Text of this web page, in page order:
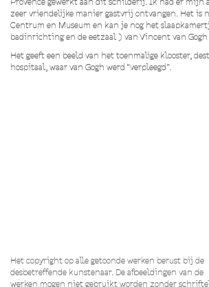
zeer vriendelijke manier gastvrij ontvangen. Het is
Centrum en Museum en kan je nog het
badinrichting en de eetzaal ) van Vincent van
Het geeft een beeld van het toenmalige klooster,
hospitaal, waar van Gogh werd "verpleegd".
Het copyright op alle getoonde werken berust bij de
desbetreffende kunstenaar. De afbeeldingen van de
werken mogen niet gebruikt worden zonder